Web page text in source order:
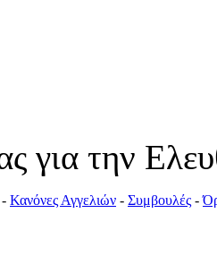
για την
Κανόνες Αγγελιών - Συμβουλές -